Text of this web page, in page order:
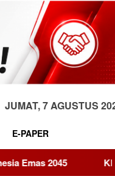
JUMAT, 7 AGUSTUS
E-PAPER
KEMAKI Geruduk